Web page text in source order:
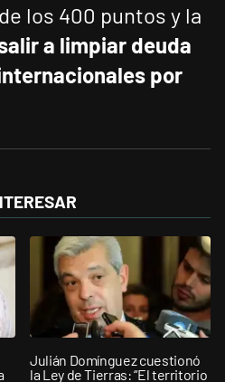
los 400 puntos y la
a limpiar deuda
por
Julián Domínguez cuestionó
la Ley de Tierras: “El territorio